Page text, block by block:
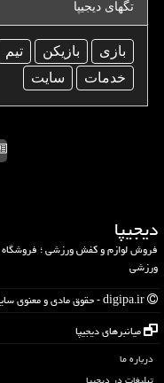
تگهای دیجیپا
بازی بازیكن تیم
خدمات
سایت
دیجیپا
فروش لوازم و کفش ورزشی ؛
ورزشی
میانبرهای دیجیپا
درباره ما